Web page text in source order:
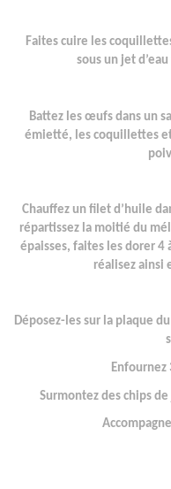
Faites cuire les
sous un jet
Battez les œufs dans un
émietté, les coquillettes
Chauffez un filet d’huile
répartissez la moitié du
épaisses, faites les dorer 4
réalisez ainsi
Déposez-les sur la plaque
Enfournez
Surmontez des chips